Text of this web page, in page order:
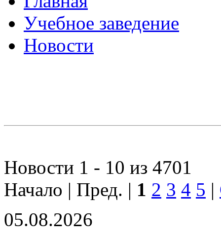
Учебное заведение
Новости
Новости 1 - 10 из 4701
Начало | Пред. | 1 2 3 4 5 |
05.08.2026